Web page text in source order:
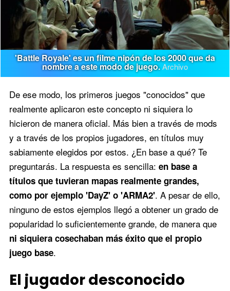
'Battle Royale' es un filme nipón de los 2000 que da
nombre a este modo de juego.Archivo
De ese modo, los primeros juegos "conocidos" que
realmente aplicaron este concepto ni siquiera lo
hicieron de manera oficial. Más bien a través de mods
y a través de los propios jugadores, en títulos muy
sabiamente elegidos por estos. ¿En base a qué? Te
preguntarás. La respuesta es sencilla: en base a
títulos que tuvieran mapas realmente grandes,
como por ejemplo 'DayZ' o 'ARMA2'. A pesar de ello,
ninguno de estos ejemplos llegó a obtener un grado de
popularidad lo suficientemente grande, de manera que
ni siquiera cosechaban más éxito que el propio
juego base.
El jugador desconocido